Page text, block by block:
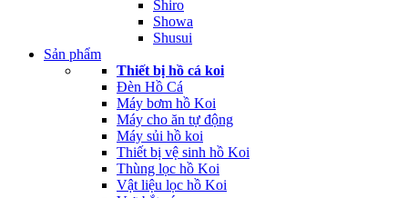
Shiro
Showa
Shusui
Sản phẩm
Thiết bị hồ cá koi
Đèn Hồ Cá
Máy bơm hồ Koi
Máy cho ăn tự động
Máy sủi hồ koi
Thiết bị vệ sinh hồ Koi
Thùng lọc hồ Koi
Vật liệu lọc hồ Koi